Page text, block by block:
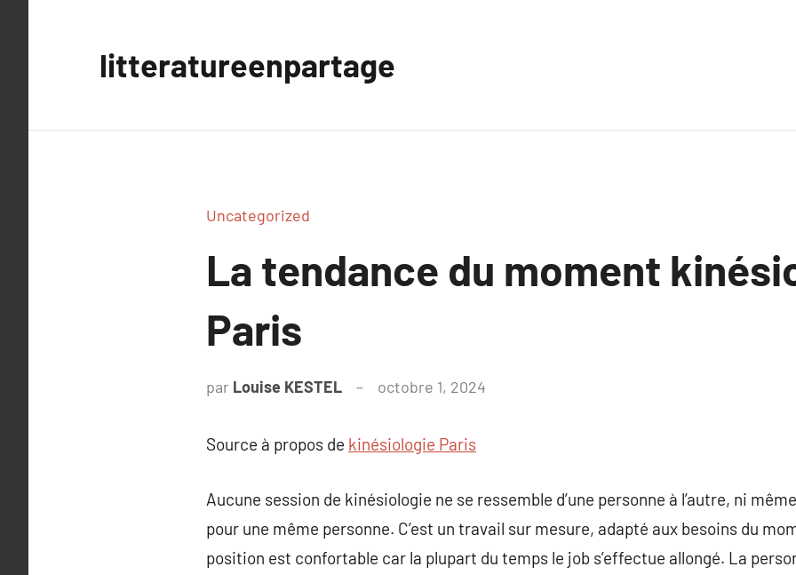
litteratureenpartage
Uncategorized
La tendance du moment
Paris
par Louise KESTEL octobre 1, 2024
Source à propos de kinésiologie Paris
Aucune session de kinésiologie ne se ressemble d’une personne à l’autre, ni même
pour une même personne. C’est un travail sur mesure, adapté aux besoins du
position est confortable car la plupart du temps le job s’effectue allongé. La